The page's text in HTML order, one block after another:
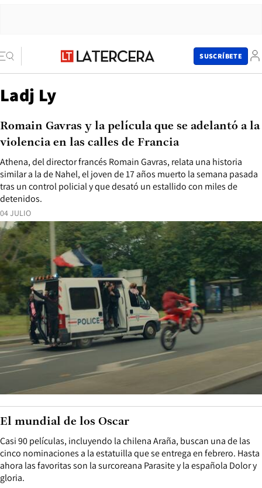
SUSCRÍBETE
Ladj Ly
04 JULIO
Athena, del director francés Romain Gavras, relata una historia
similar a la de Nahel, el joven de 17 años muerto la semana pasada
tras un control policial y que desató un estallido con miles de
detenidos.
Romain Gavras y la película que se adelantó a la
violencia en las calles de Francia
Casi 90 películas, incluyendo la chilena Araña, buscan una de las
cinco nominaciones a la estatuilla que se entrega en febrero. Hasta
ahora las favoritas son la surcoreana Parasite y la española Dolor y
gloria.
El mundial de los Oscar